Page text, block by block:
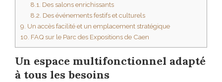
8.1. Des salons enrichissants
8.2. Des événements festifs et culturels
9. Un accès facilité et un emplacement stratégique
10. FAQ sur le Parc des Expositions de Caen
Un espace multifonctionnel adapté
à tous les besoins